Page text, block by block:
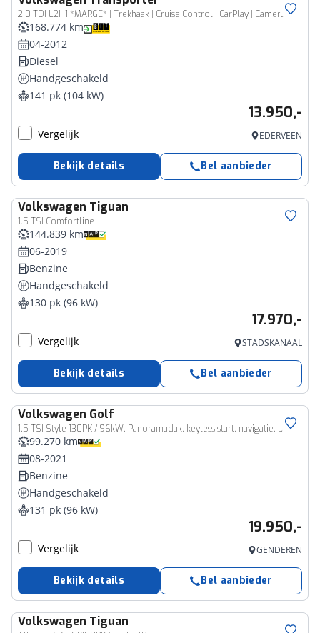
2.0 TDI L2H1 *MARGE* | Trekhaak | Cruise Control | CarPlay | Camera | Maxton |
Bedrijfswagen
168.774 km
04-2012
Diesel
Handgeschakeld
141 pk (104 kW)
13.950,-
Vergelijk EDERVEEN
Bekijk details Bel aanbieder
Volkswagen Tiguan
1.5 TSI Comfortline
144.839 km
06-2019
Benzine
Handgeschakeld
130 pk (96 kW)
17.970,-
Vergelijk STADSKANAAL
Bekijk details Bel aanbieder
Volkswagen Golf
1.5 TSI Style 130PK / 96kW, Panoramadak, keyless start, navigatie, privacy glas, 17" 'Ventura' LMV, ErgoActive elektrisch verstelbare bestuurdersstoel met geheugen- en massagefunctie, 30 kleurige sfeerverlichting, draadloos Apple Carplay & Android Auto, parkeersensoren voor en achter (PDC), LED Plus koplampen, adaptieve cruise control (ACC), DAB+, elektrisch verstel- en verwarmbare buitenspiegels, 3-zone climatronic etc.
99.270 km
08-2021
Benzine
Handgeschakeld
131 pk (96 kW)
19.950,-
Vergelijk GENDEREN
Bekijk details Bel aanbieder
Volkswagen Tiguan